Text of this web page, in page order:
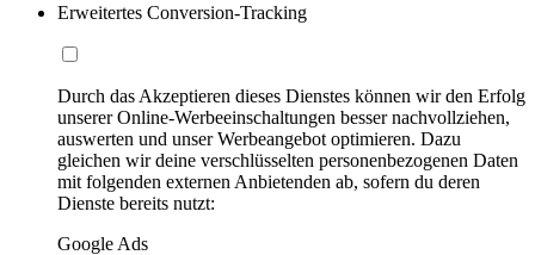
Erweitertes Conversion-Tracking
Durch das Akzeptieren dieses Dienstes können wir den Erfolg
unserer Online-Werbeeinschaltungen besser nachvollziehen,
auswerten und unser Werbeangebot optimieren. Dazu
gleichen wir deine verschlüsselten personenbezogenen Daten
mit folgenden externen Anbietenden ab, sofern du deren
Dienste bereits nutzt:
Google Ads